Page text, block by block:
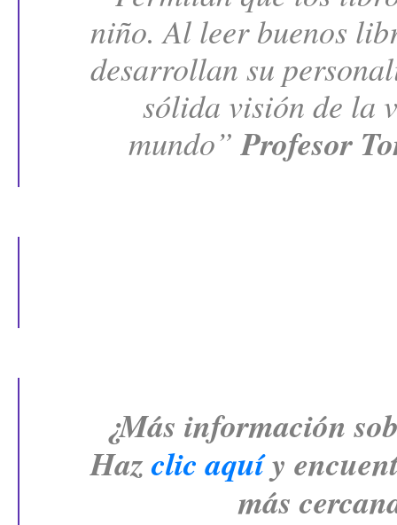
niño. Al leer buenos
desarrollan su
sólida visión de la
mundo” Profesor
¿Más información
Haz clic aquí y
más